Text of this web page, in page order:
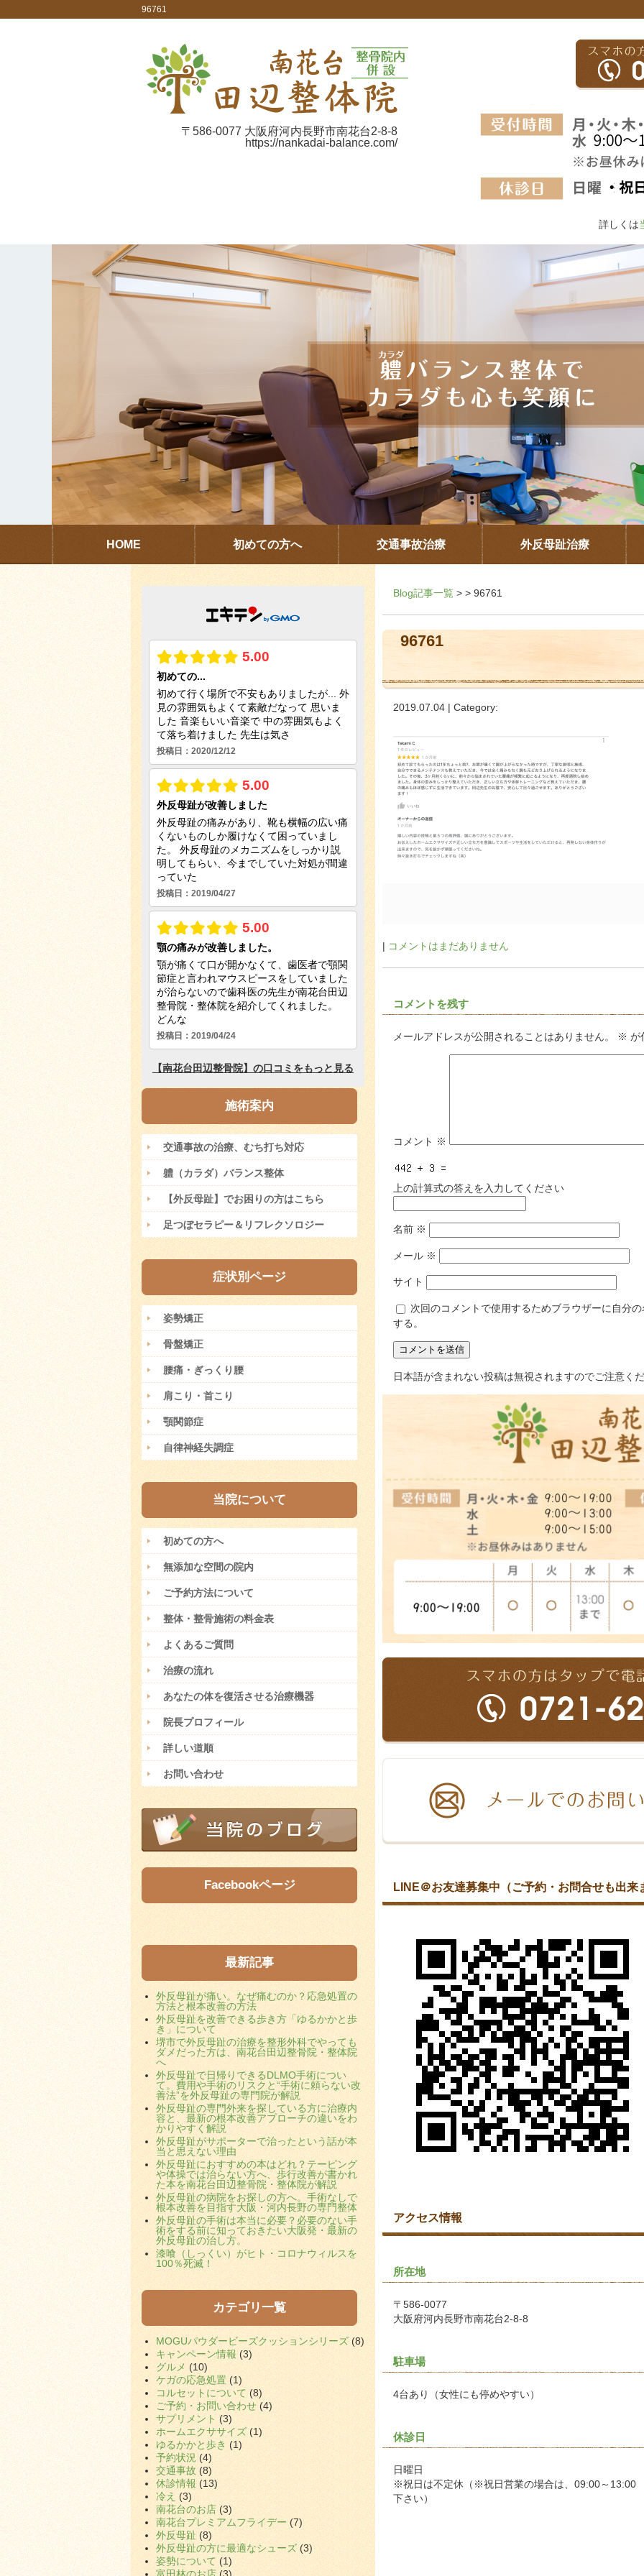
96761
〒586-0077 大阪府河内長野市南花台2-8-8
https://nankadai-balance.com/
詳しくは
HOME 初めての方へ 交通事故治療 外反母趾治療
Blog記事一覧 > > 96761
96761
2019.07.04 | Category:
| コメントはまだありません
コメントを残す
メールアドレスが公開されることはありません。 ※ が
コメント ※
上の計算式の答えを入力してください
名前 ※
メール ※
サイト
次回のコメントで使用するためブラウザーに自分
する。
日本語が含まれない投稿は無視されますのでご注意く
LINE＠お友達募集中（ご予約・お問合せも出来
アクセス情報
所在地
〒586-0077
大阪府河内長野市南花台2-8-8
駐車場
4台あり（女性にも停めやすい）
休診日
日曜日
※祝日は不定休（※祝日営業の場合は、09:00～
下さい）
施術案内
交通事故の治療、むち打ち対応
軆（カラダ）バランス整体
【外反母趾】でお困りの方はこちら
足つぼセラピー＆リフレクソロジー
症状別ページ
姿勢矯正
骨盤矯正
腰痛・ぎっくり腰
肩こり・首こり
顎関節症
自律神経失調症
当院について
初めての方へ
無添加な空間の院内
ご予約方法について
整体・整骨施術の料金表
よくあるご質問
治療の流れ
あなたの体を復活させる治療機器
院長プロフィール
詳しい道順
お問い合わせ
Facebookページ
最新記事
外反母趾が痛い。なぜ痛むのか？応急処置の
方法と根本改善の方法
外反母趾を改善できる歩き方「ゆるかかと歩
き」について
堺市で外反母趾の治療を整形外科でやっても
ダメだった方は、南花台田辺整骨院・整体院
へ
外反母趾で日帰りできるDLMO手術につい
て。費用や手術のリスクと“手術に頼らない改
善法”を外反母趾の専門院が解説
外反母趾の専門外来を探している方に治療内
容と、最新の根本改善アプローチの違いをわ
かりやすく解説
外反母趾がサポーターで治ったという話が本
当と思えない理由
外反母趾におすすめの本はどれ？テーピング
や体操では治らない方へ、歩行改善が書かれ
た本を南花台田辺整骨院・整体院が解説
外反母趾の病院をお探しの方へ。手術なしで
根本改善を目指す大阪・河内長野の専門整体
外反母趾の手術は本当に必要？必要のない手
術をする前に知っておきたい大阪発・最新の
外反母趾の治し方。
漆喰（しっくい）がヒト・コロナウィルスを
100％死滅！
カテゴリ一覧
MOGUパウダービーズクッションシリーズ (8)
キャンペーン情報 (3)
グルメ (10)
ケガの応急処置 (1)
コルセットについて (8)
ご予約・お問い合わせ (4)
サプリメント (3)
ホームエクササイズ (1)
ゆるかかと歩き (1)
予約状況 (4)
交通事故 (8)
休診情報 (13)
冷え (3)
南花台のお店 (3)
南花台プレミアムフライデー (7)
外反母趾 (8)
外反母趾の方に最適なシューズ (3)
姿勢について (1)